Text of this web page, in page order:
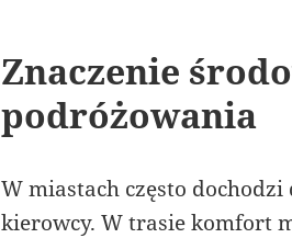
Znaczenie
podróżowania
W miastach często
kierowcy. W trasie komfort